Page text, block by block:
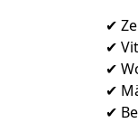
✔
✔
✔
✔
✔